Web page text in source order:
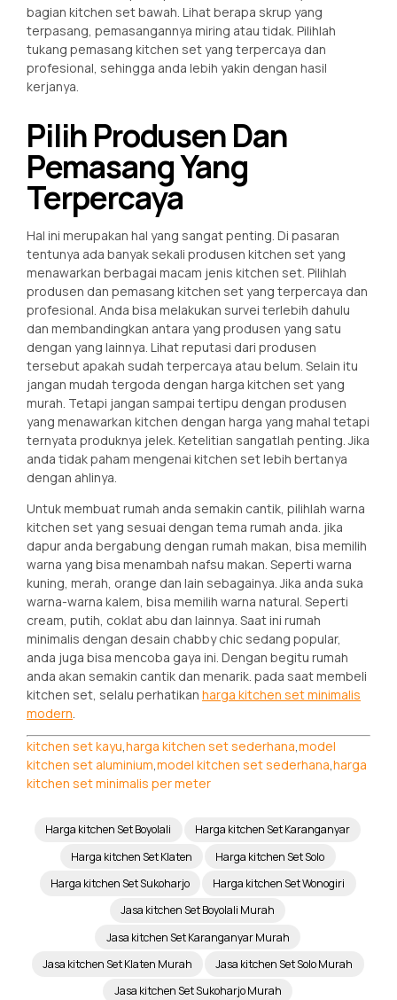
bagian kitchen set bawah. Lihat berapa skrup yang
terpasang, pemasangannya miring atau tidak. Pilihlah
tukang pemasang kitchen set yang terpercaya dan
profesional, sehingga anda lebih yakin dengan hasil
kerjanya.
Pilih Produsen Dan
Pemasang Yang
Terpercaya
Hal ini merupakan hal yang sangat penting. Di pasaran
tentunya ada banyak sekali produsen kitchen set yang
menawarkan berbagai macam jenis kitchen set. Pilihlah
produsen dan pemasang kitchen set yang terpercaya dan
profesional. Anda bisa melakukan survei terlebih dahulu
dan membandingkan antara yang produsen yang satu
dengan yang lainnya. Lihat reputasi dari produsen
tersebut apakah sudah terpercaya atau belum. Selain itu
jangan mudah tergoda dengan harga kitchen set yang
murah. Tetapi jangan sampai tertipu dengan produsen
yang menawarkan kitchen dengan harga yang mahal tetapi
ternyata produknya jelek. Ketelitian sangatlah penting. Jika
anda tidak paham mengenai kitchen set lebih bertanya
dengan ahlinya.
Untuk membuat rumah anda semakin cantik, pilihlah warna
kitchen set yang sesuai dengan tema rumah anda. jika
dapur anda bergabung dengan rumah makan, bisa memilih
warna yang bisa menambah nafsu makan. Seperti warna
kuning, merah, orange dan lain sebagainya. Jika anda suka
warna-warna kalem, bisa memilih warna natural. Seperti
cream, putih, coklat abu dan lainnya. Saat ini rumah
minimalis dengan desain chabby chic sedang popular,
anda juga bisa mencoba gaya ini. Dengan begitu rumah
anda akan semakin cantik dan menarik. pada saat membeli
kitchen set, selalu perhatikan harga kitchen set minimalis
modern
kitchen set kayu harga kitchen set sederhana model
kitchen set aluminium model kitchen set sederhana harga
kitchen set minimalis per meter
Harga kitchen Set Boyolali
Harga kitchen Set Karanganyar
Harga kitchen Set Klaten
Harga kitchen Set Solo
Harga kitchen Set Sukoharjo
Harga kitchen Set Wonogiri
Jasa kitchen Set Boyolali Murah
Jasa kitchen Set Karanganyar Murah
Jasa kitchen Set Klaten Murah
Jasa kitchen Set Solo Murah
Jasa kitchen Set Sukoharjo Murah